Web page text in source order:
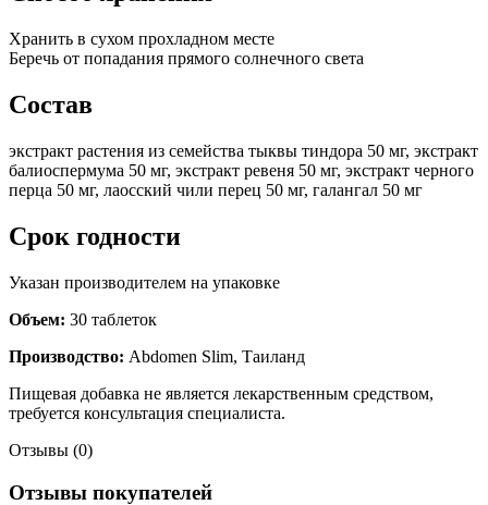
Хранить в сухом прохладном месте
Беречь от попадания прямого солнечного света
Состав
экстракт растения из семейства тыквы тиндора 50 мг, экстракт
балиоспермума 50 мг, экстракт ревеня 50 мг, экстракт черного
перца 50 мг, лаосский чили перец 50 мг, галангал 50 мг
Срок годности
Указан производителем на упаковке
Объем: 30 таблеток
Производство: Abdomen Slim, Таиланд
Пищевая добавка не является лекарственным средством,
требуется консультация специалиста.
Отзывы (0)
Отзывы покупателей